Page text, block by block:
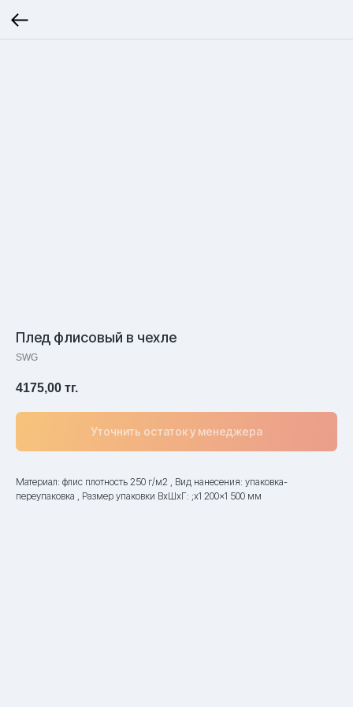
Плед флисовый в чехле
SWG
4175,00 тг.
Уточнить остаток у менеджера
Материал: флис плотность 250 г/м2 , Вид нанесения: упаковка-
переупаковка , Размер упаковки ВxШxГ: ;x1 200x1 500 мм